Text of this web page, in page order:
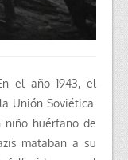
el año 1943, el
Unión Soviética.
niño huérfano de
mataban a su